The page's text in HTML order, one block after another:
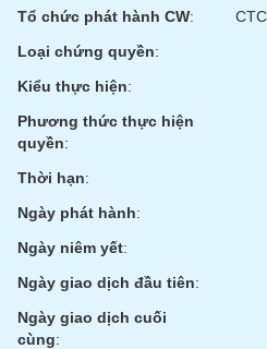
tức
sự
Tài
Tâm
lý
thị
Tổ chức phát hành CW:
Loại chứng quyền:
Kiểu thực hiện:
Phương thức thực hiện
quyền:
Thời hạn:
Ngày phát hành:
Ngày niêm yết:
Ngày giao dịch đầu tiên:
Ngày giao dịch cuối
cùng:
CÔNG
NGHIỆP
DÙNG
KHÔNG
YẾU